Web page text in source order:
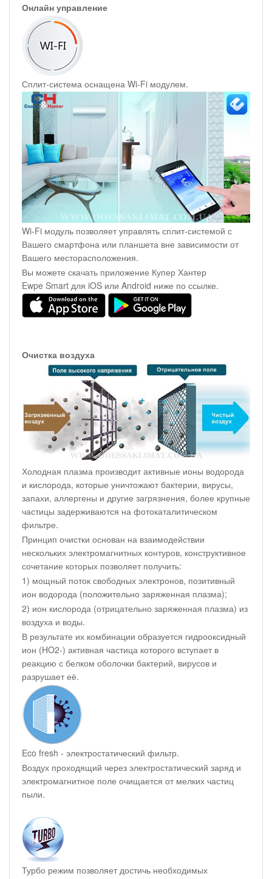
Онлайн управление
Сплит-система оснащена Wi-Fi модулем.
Wi-Fi модуль позволяет управлять сплит-системой с
Вашего смартфона или планшета вне зависимости от
Вашего месторасположения.
Вы можете скачать приложение Купер Хантер
Ewpe Smart для iOS или Android ниже по ссылке.
Очистка воздуха
Холодная плазма производит активные ионы водорода
и кислорода, которые уничтожают бактерии, вирусы,
запахи, аллергены и другие загрязнения, более крупные
частицы задерживаются на фотокаталитическом
фильтре.
Принцип очистки основан на взаимодействии
нескольких электромагнитных контуров, конструктивное
сочетание которых позволяет получить:
1) мощный поток свободных электронов, позитивный
ион водорода (положительно заряженная плазма);
2) ион кислорода (отрицательно заряженная плазма) из
воздуха и воды.
В результате их комбинации образуется гидрооксидный
ион (HO2-) активная частица которого вступает в
реакцию с белком оболочки бактерий, вирусов и
разрушает её.
Eco fresh - электростатический фильтр.
Воздух проходящий через электростатический заряд и
электромагнитное поле очищается от мелких частиц
пыли.
Турбо режим позволяет достичь необходимых